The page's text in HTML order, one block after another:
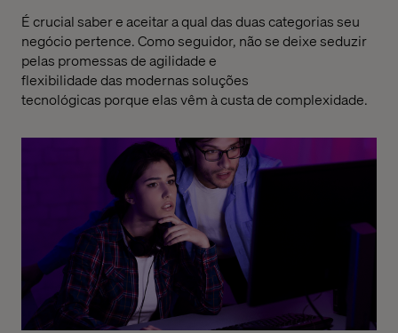
Écrucial saber e aceitar a qual das duas categorias seu
negócio pertence. Como seguidor, nãose deixe seduzir
pelas promessas de agilidade e
flexibilidadedas modernassoluções
tecnológicas porque elas vêm à custa decomplexidade.